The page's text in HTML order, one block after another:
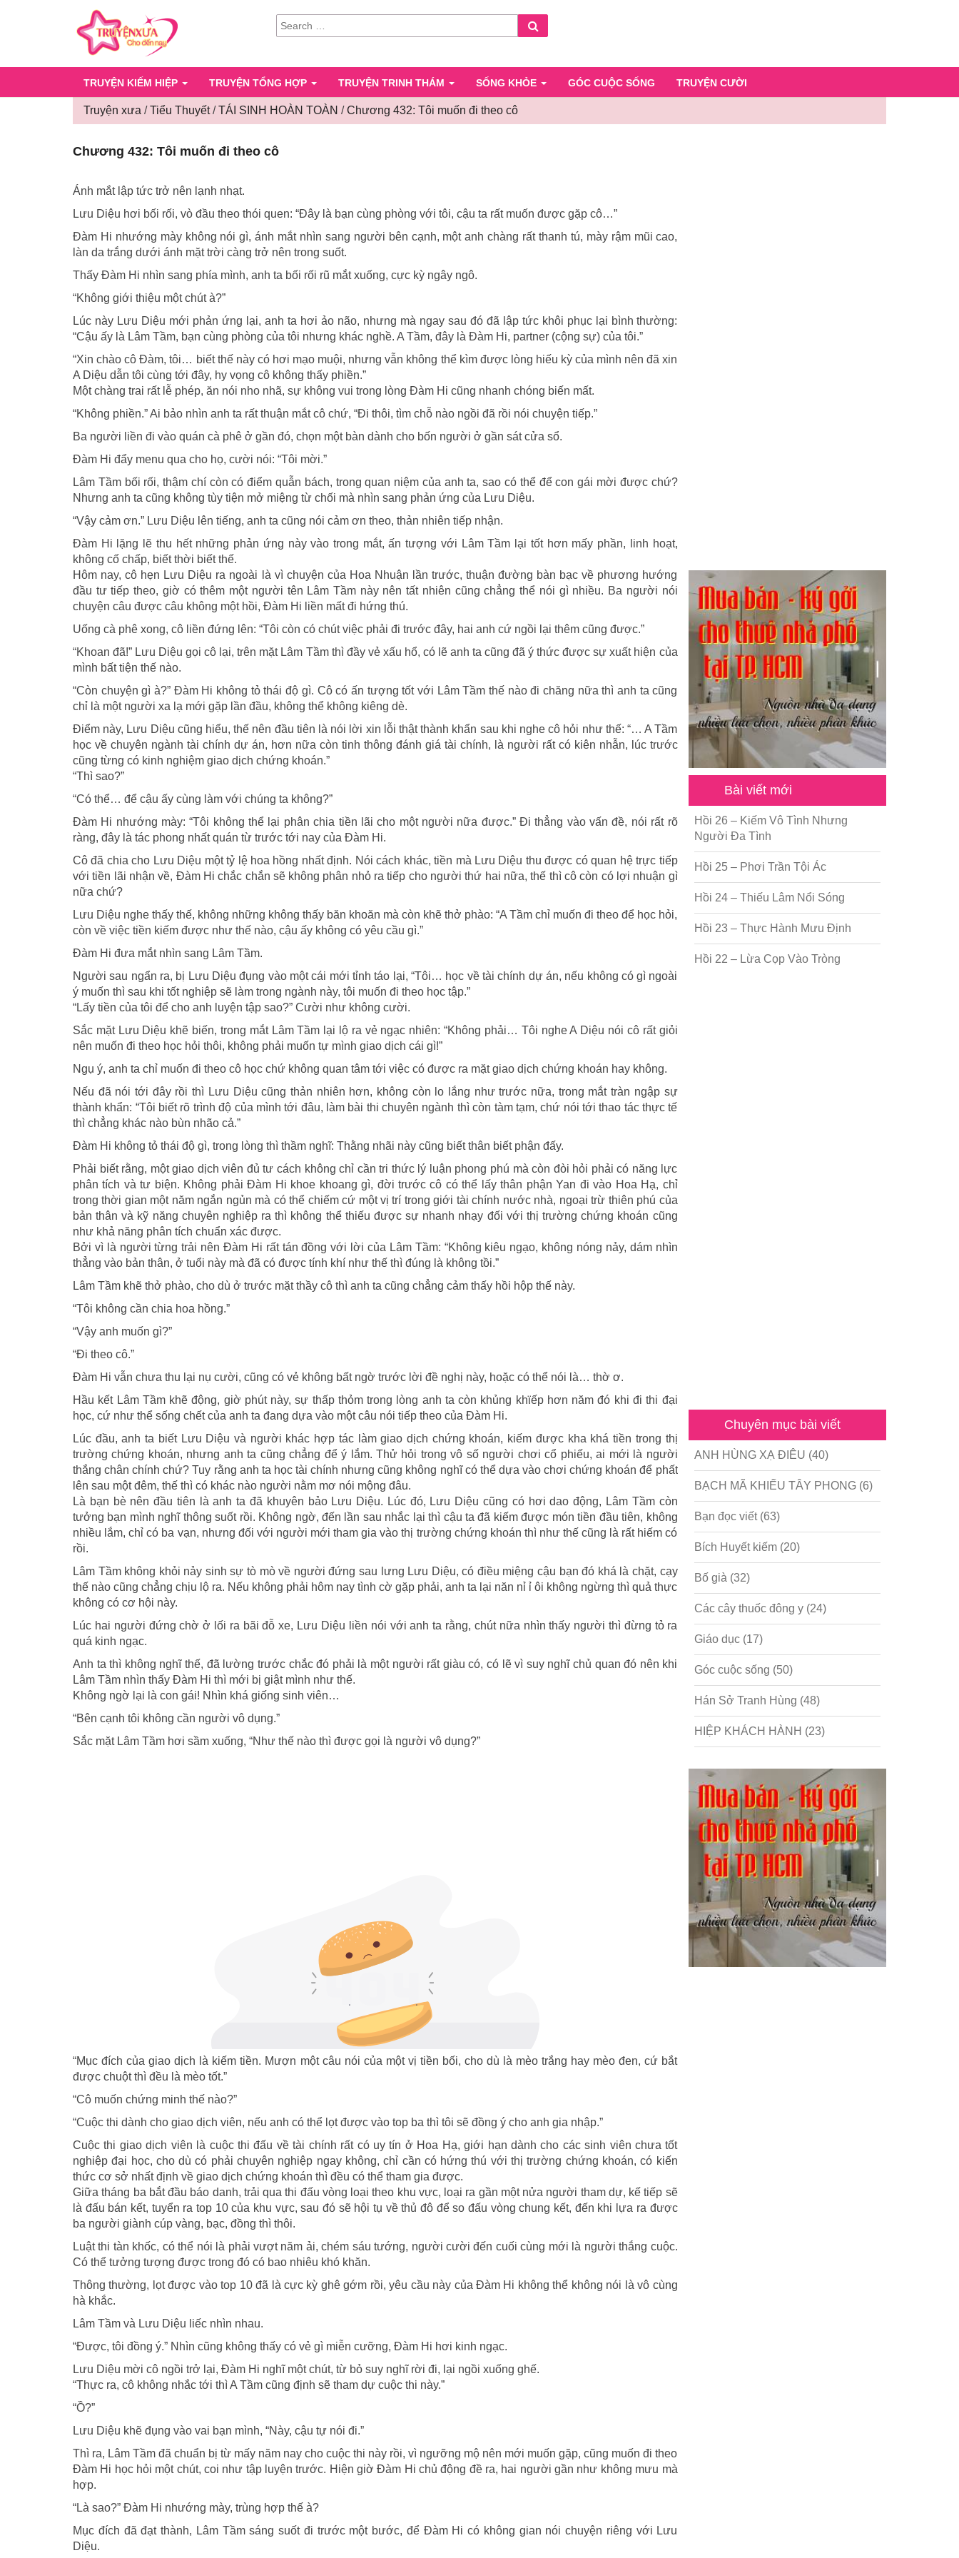
SEARCH
FOR:
TRUYỆN KIẾM HIỆP TRUYỆN TỔNG HỢP TRUYỆN TRINH THÁM SỐNG KHỎE GÓC CUỘC SỐNG TRUYỆN CƯỜI
Truyện xưa /Tiểu Thuyết/TÁI SINH HOÀN TOÀN /Chương 432: Tôi muốn đi theo cô
theo
cô
Chương 432: Tôi muốn đi theo cô
Ánh mắt lập tức trở nên lạnh nhạt.
Lưu Diệu hơi bối rối, vò đầu theo thói quen: “Đây là bạn cùng phòng với tôi, cậu ta rất muốn được gặp cô…”
Đàm Hi nhướng mày không nói gì, ánh mắt nhìn sang người bên cạnh, một anh chàng rất thanh tú, mày rậm mũi cao,
làn da trắng dưới ánh mặt trời càng trở nên trong suốt.
Thấy Đàm Hi nhìn sang phía mình, anh ta bối rối rũ mắt xuống, cực kỳ ngây ngô.
“Không giới thiệu một chút à?”
Lúc này Lưu Diệu mới phản ứng lại, anh ta hơi ảo não, nhưng mà ngay sau đó đã lập tức khôi phục lại bình thường:
“Cậu ấy là Lâm Tầm, bạn cùng phòng của tôi nhưng khác nghề. A Tầm, đây là Đàm Hi, partner (cộng sự) của tôi.”
“Xin chào cô Đàm, tôi… biết thế này có hơi mạo muội, nhưng vẫn không thể kìm được lòng hiếu kỳ của mình nên đã xin
A Diệu dẫn tôi cùng tới đây, hy vọng cô không thấy phiền.”
Một chàng trai rất lễ phép, ăn nói nho nhã, sự không vui trong lòng Đàm Hi cũng nhanh chóng biến mất.
“Không phiền.” Ai bảo nhìn anh ta rất thuận mắt cô chứ, “Đi thôi, tìm chỗ nào ngồi đã rồi nói chuyện tiếp.”
Ba người liền đi vào quán cà phê ở gần đó, chọn một bàn dành cho bốn người ở gần sát cửa sổ.
Đàm Hi đẩy menu qua cho họ, cười nói: “Tôi mời.”
Lâm Tầm bối rối, thậm chí còn có điểm quẫn bách, trong quan niệm của anh ta, sao có thể để con gái mời được chứ?
Nhưng anh ta cũng không tùy tiện mở miệng từ chối mà nhìn sang phản ứng của Lưu Diệu.
“Vậy cảm ơn.” Lưu Diệu lên tiếng, anh ta cũng nói cảm ơn theo, thản nhiên tiếp nhận.
Đàm Hi lặng lẽ thu hết những phản ứng này vào trong mắt, ấn tượng với Lâm Tầm lại tốt hơn mấy phần, linh hoạt,
không cố chấp, biết thời biết thế.
Hôm nay, cô hẹn Lưu Diệu ra ngoài là vì chuyện của Hoa Nhuận lần trước, thuận đường bàn bạc về phương hướng
đầu tư tiếp theo, giờ có thêm một người tên Lâm Tầm này nên tất nhiên cũng chẳng thể nói gì nhiều. Ba người nói
chuyện câu được câu không một hồi, Đàm Hi liền mất đi hứng thú.
Uống cà phê xong, cô liền đứng lên: “Tôi còn có chút việc phải đi trước đây, hai anh cứ ngồi lại thêm cũng được.”
“Khoan đã!” Lưu Diệu gọi cô lại, trên mặt Lâm Tầm thì đầy vẻ xấu hổ, có lẽ anh ta cũng đã ý thức được sự xuất hiện của
mình bất tiện thế nào.
“Còn chuyện gì à?” Đàm Hi không tỏ thái độ gì. Cô có ấn tượng tốt với Lâm Tầm thế nào đi chăng nữa thì anh ta cũng
chỉ là một người xa lạ mới gặp lần đầu, không thể không kiêng dè.
Điểm này, Lưu Diệu cũng hiểu, thế nên đầu tiên là nói lời xin lỗi thật thành khẩn sau khi nghe cô hỏi như thế: “… A Tầm
học về chuyên ngành tài chính dự án, hơn nữa còn tinh thông đánh giá tài chính, là người rất có kiên nhẫn, lúc trước
cũng từng có kinh nghiệm giao dịch chứng khoán.”
“Thì sao?”
“Có thể… để cậu ấy cùng làm với chúng ta không?”
Đàm Hi nhướng mày: “Tôi không thể lại phân chia tiền lãi cho một người nữa được.” Đi thẳng vào vấn đề, nói rất rõ
ràng, đây là tác phong nhất quán từ trước tới nay của Đàm Hi.
Cô đã chia cho Lưu Diệu một tỷ lệ hoa hồng nhất định. Nói cách khác, tiền mà Lưu Diệu thu được có quan hệ trực tiếp
với tiền lãi nhận về, Đàm Hi chắc chắn sẽ không phân nhỏ ra tiếp cho người thứ hai nữa, thế thì cô còn có lợi nhuận gì
nữa chứ?
Lưu Diệu nghe thấy thế, không những không thấy băn khoăn mà còn khẽ thở phào: “A Tầm chỉ muốn đi theo để học hỏi,
còn về việc tiền kiếm được như thế nào, cậu ấy không có yêu cầu gì.”
Đàm Hi đưa mắt nhìn sang Lâm Tầm.
Người sau ngẩn ra, bị Lưu Diệu đụng vào một cái mới tỉnh táo lại, “Tôi… học về tài chính dự án, nếu không có gì ngoài
ý muốn thì sau khi tốt nghiệp sẽ làm trong ngành này, tôi muốn đi theo học tập.”
“Lấy tiền của tôi để cho anh luyện tập sao?” Cười như không cười.
Sắc mặt Lưu Diệu khẽ biến, trong mắt Lâm Tầm lại lộ ra vẻ ngạc nhiên: “Không phải… Tôi nghe A Diệu nói cô rất giỏi
nên muốn đi theo học hỏi thôi, không phải muốn tự mình giao dịch cái gì!”
Ngụ ý, anh ta chỉ muốn đi theo cô học chứ không quan tâm tới việc có được ra mặt giao dịch chứng khoán hay không.
Nếu đã nói tới đây rồi thì Lưu Diệu cũng thản nhiên hơn, không còn lo lắng như trước nữa, trong mắt tràn ngập sự
thành khẩn: “Tôi biết rõ trình độ của mình tới đâu, làm bài thi chuyên ngành thì còn tàm tạm, chứ nói tới thao tác thực tế
thì chẳng khác nào bùn nhão cả.”
Đàm Hi không tỏ thái độ gì, trong lòng thì thầm nghĩ: Thằng nhãi này cũng biết thân biết phận đấy.
Phải biết rằng, một giao dịch viên đủ tư cách không chỉ cần tri thức lý luận phong phú mà còn đòi hỏi phải có năng lực
phân tích và tư biện. Không phải Đàm Hi khoe khoang gì, đời trước cô có thể lấy thân phận Yan đi vào Hoa Hạ, chỉ
trong thời gian một năm ngắn ngủn mà có thể chiếm cứ một vị trí trong giới tài chính nước nhà, ngoại trừ thiên phú của
bản thân và kỹ năng chuyên nghiệp ra thì không thể thiếu được sự nhanh nhạy đối với thị trường chứng khoán cũng
như khả năng phân tích chuẩn xác được.
Bởi vì là người từng trải nên Đàm Hi rất tán đồng với lời của Lâm Tầm: “Không kiêu ngạo, không nóng nảy, dám nhìn
thẳng vào bản thân, ở tuổi này mà đã có được tính khí như thế thì đúng là không tồi.”
Lâm Tầm khẽ thở phào, cho dù ở trước mặt thầy cô thì anh ta cũng chẳng cảm thấy hồi hộp thế này.
“Tôi không cần chia hoa hồng.”
“Vậy anh muốn gì?”
“Đi theo cô.”
Đàm Hi vẫn chưa thu lại nụ cười, cũng có vẻ không bất ngờ trước lời đề nghị này, hoặc có thể nói là… thờ ơ.
Hầu kết Lâm Tầm khẽ động, giờ phút này, sự thấp thỏm trong lòng anh ta còn khủng khϊếp hơn năm đó khi đi thi đại
học, cứ như thể sống chết của anh ta đang dựa vào một câu nói tiếp theo của Đàm Hi.
Lúc đầu, anh ta biết Lưu Diệu và người khác hợp tác làm giao dịch chứng khoán, kiếm được kha khá tiền trong thị
trường chứng khoán, nhưng anh ta cũng chẳng để ý lắm. Thử hỏi trong vô số người chơi cổ phiếu, ai mới là người
thắng chân chính chứ? Tuy rằng anh ta học tài chính nhưng cũng không nghĩ có thể dựa vào chơi chứng khoán để phất
lên sau một đêm, thế thì có khác nào người nằm mơ nói mộng đâu.
Là bạn bè nên đầu tiên là anh ta đã khuyên bảo Lưu Diệu. Lúc đó, Lưu Diệu cũng có hơi dao động, Lâm Tầm còn
tưởng bạn mình nghĩ thông suốt rồi. Không ngờ, đến lần sau nhắc lại thì cậu ta đã kiếm được món tiền đầu tiên, không
nhiều lắm, chỉ có ba vạn, nhưng đối với người mới tham gia vào thị trường chứng khoán thì như thế cũng là rất hiếm có
rồi.
Lâm Tầm không khỏi nảy sinh sự tò mò về người đứng sau lưng Lưu Diệu, có điều miệng cậu bạn đó khá là chặt, cạy
thế nào cũng chẳng chịu lộ ra. Nếu không phải hôm nay tình cờ gặp phải, anh ta lại năn nỉ ỉ ôi không ngừng thì quả thực
không có cơ hội này.
Lúc hai người đứng chờ ở lối ra bãi đỗ xe, Lưu Diệu liền nói với anh ta rằng, chút nữa nhìn thấy người thì đừng tỏ ra
quá kinh ngạc.
Anh ta thì không nghĩ thế, đã lường trước chắc đó phải là một người rất giàu có, có lẽ vì suy nghĩ chủ quan đó nên khi
Lâm Tầm nhìn thấy Đàm Hi thì mới bị giật mình như thế.
Không ngờ lại là con gái! Nhìn khá giống sinh viên…
“Bên cạnh tôi không cần người vô dụng.”
Sắc mặt Lâm Tầm hơi sầm xuống, “Như thế nào thì được gọi là người vô dụng?”
“Mục đích của giao dịch là kiếm tiền. Mượn một câu nói của một vị tiền bối, cho dù là mèo trắng hay mèo đen, cứ bắt
được chuột thì đều là mèo tốt.”
“Cô muốn chứng minh thế nào?”
“Cuộc thi dành cho giao dịch viên, nếu anh có thể lọt được vào top ba thì tôi sẽ đồng ý cho anh gia nhập.”
Cuộc thi giao dịch viên là cuộc thi đấu về tài chính rất có uy tín ở Hoa Hạ, giới hạn dành cho các sinh viên chưa tốt
nghiệp đại học, cho dù có phải chuyên nghiệp ngay không, chỉ cần có hứng thú với thị trường chứng khoán, có kiến
thức cơ sở nhất định về giao dịch chứng khoán thì đều có thể tham gia được.
Giữa tháng ba bắt đầu báo danh, trải qua thi đấu vòng loại theo khu vực, loại ra gần một nửa người tham dự, kế tiếp sẽ
là đấu bán kết, tuyển ra top 10 của khu vực, sau đó sẽ hội tụ về thủ đô để so đấu vòng chung kết, đến khi lựa ra được
ba người giành cúp vàng, bạc, đồng thì thôi.
Luật thi tàn khốc, có thể nói là phải vượt năm ải, chém sáu tướng, người cười đến cuối cùng mới là người thắng cuộc.
Có thể tưởng tượng được trong đó có bao nhiêu khó khăn.
Thông thường, lọt được vào top 10 đã là cực kỳ ghê gớm rồi, yêu cầu này của Đàm Hi không thể không nói là vô cùng
hà khắc.
Lâm Tầm và Lưu Diệu liếc nhìn nhau.
“Được, tôi đồng ý.” Nhìn cũng không thấy có vẻ gì miễn cưỡng, Đàm Hi hơi kinh ngạc.
Lưu Diệu mời cô ngồi trở lại, Đàm Hi nghĩ một chút, từ bỏ suy nghĩ rời đi, lại ngồi xuống ghế.
“Thực ra, cô không nhắc tới thì A Tầm cũng định sẽ tham dự cuộc thi này.”
“Ồ?”
Lưu Diệu khẽ đụng vào vai bạn mình, “Này, cậu tự nói đi.”
Thì ra, Lâm Tầm đã chuẩn bị từ mấy năm nay cho cuộc thi này rồi, vì ngưỡng mộ nên mới muốn gặp, cũng muốn đi theo
Đàm Hi học hỏi một chút, coi như tập luyện trước. Hiện giờ Đàm Hi chủ động đề ra, hai người gần như không mưu mà
hợp.
“Là sao?” Đàm Hi nhướng mày, trùng hợp thế à?
Mục đích đã đạt thành, Lâm Tầm sáng suốt đi trước một bước, để Đàm Hi có không gian nói chuyện riêng với Lưu
Diệu.
Bài viết mới
Hồi 26 – Kiếm Vô Tình Nhưng
Người Đa Tình
Hồi 25 – Phơi Trần Tội Ác
Hồi 24 – Thiếu Lâm Nổi Sóng
Hồi 23 – Thực Hành Mưu Định
Hồi 22 – Lừa Cọp Vào Tròng
Chuyên mục bài viết
ANH HÙNG XẠ ĐIÊU (40)
BẠCH MÃ KHIẾU TÂY PHONG(6)
Bạn đọc viết(63)
Bích Huyết kiếm(20)
Bố già (32)
Các cây thuốc đông y(24)
Giáo dục(17)
Góc cuộc sống (50)
Hán Sở Tranh Hùng (48)
HIỆP KHÁCH HÀNH (23)
Kinh tế(1)
Kỹ năng(18)
Liên Thành quyết(13)
LỘC ĐỈNH KÝ (52)
Nước ngoài(5)
Phi Hồ ngoại truyện